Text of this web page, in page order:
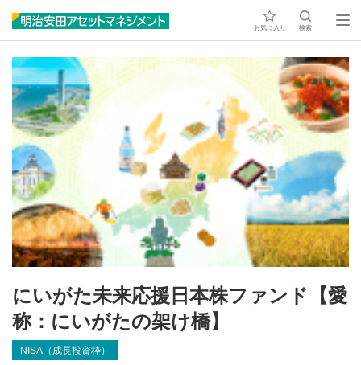
お気に入り 検索
にいがた未来応援日本株ファンド【愛
称：にいがたの架け橋】
NISA（成長投資枠）